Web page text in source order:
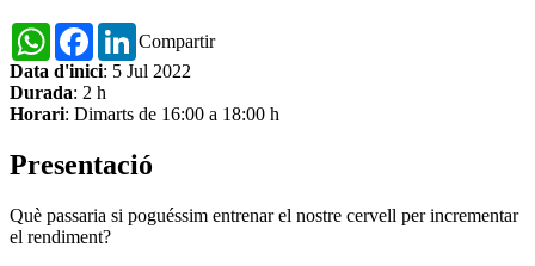
Compartir
WhatsAppFacebookLinkedIn
Data d'inici: 5 Jul 2022
Durada: 2 h
Horari: Dimarts de 16:00 a 18:00 h
Presentació
Què passaria si poguéssim entrenar el nostre cervell per incrementar
el rendiment?